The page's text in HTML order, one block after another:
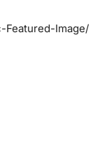
Featured-Image/